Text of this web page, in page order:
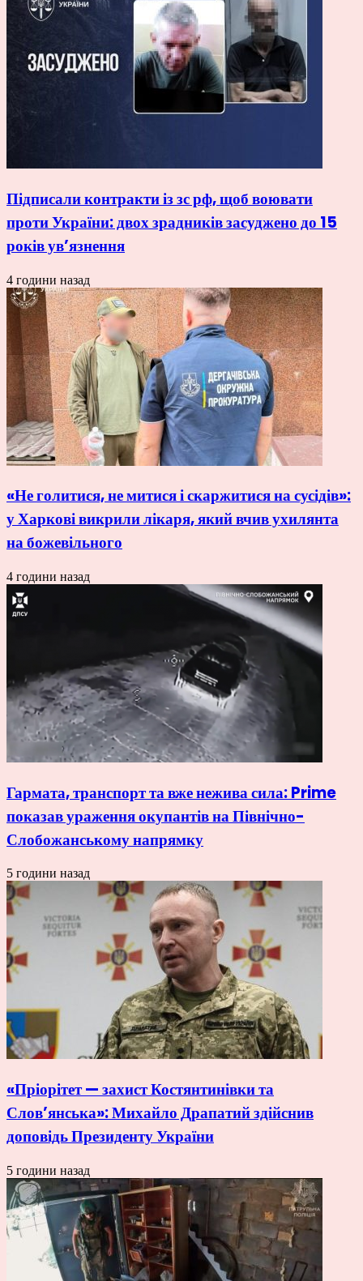
Підписали контракти із зс рф, щоб воювати
проти України: двох зрадників засуджено до 15
років ув’язнення
4 години назад
«Не голитися, не митися і скаржитися на сусідів»:
у Харкові викрили лікаря, який вчив ухилянта
на божевільного
4 години назад
Гармата, транспорт та вже нежива сила: Prime
показав ураження окупантів на Північно-
Слобожанському напрямку
5 години назад
«Пріорітет — захист Костянтинівки та
Слов’янська»: Михайло Драпатий здійснив
доповідь Президенту України
5 години назад